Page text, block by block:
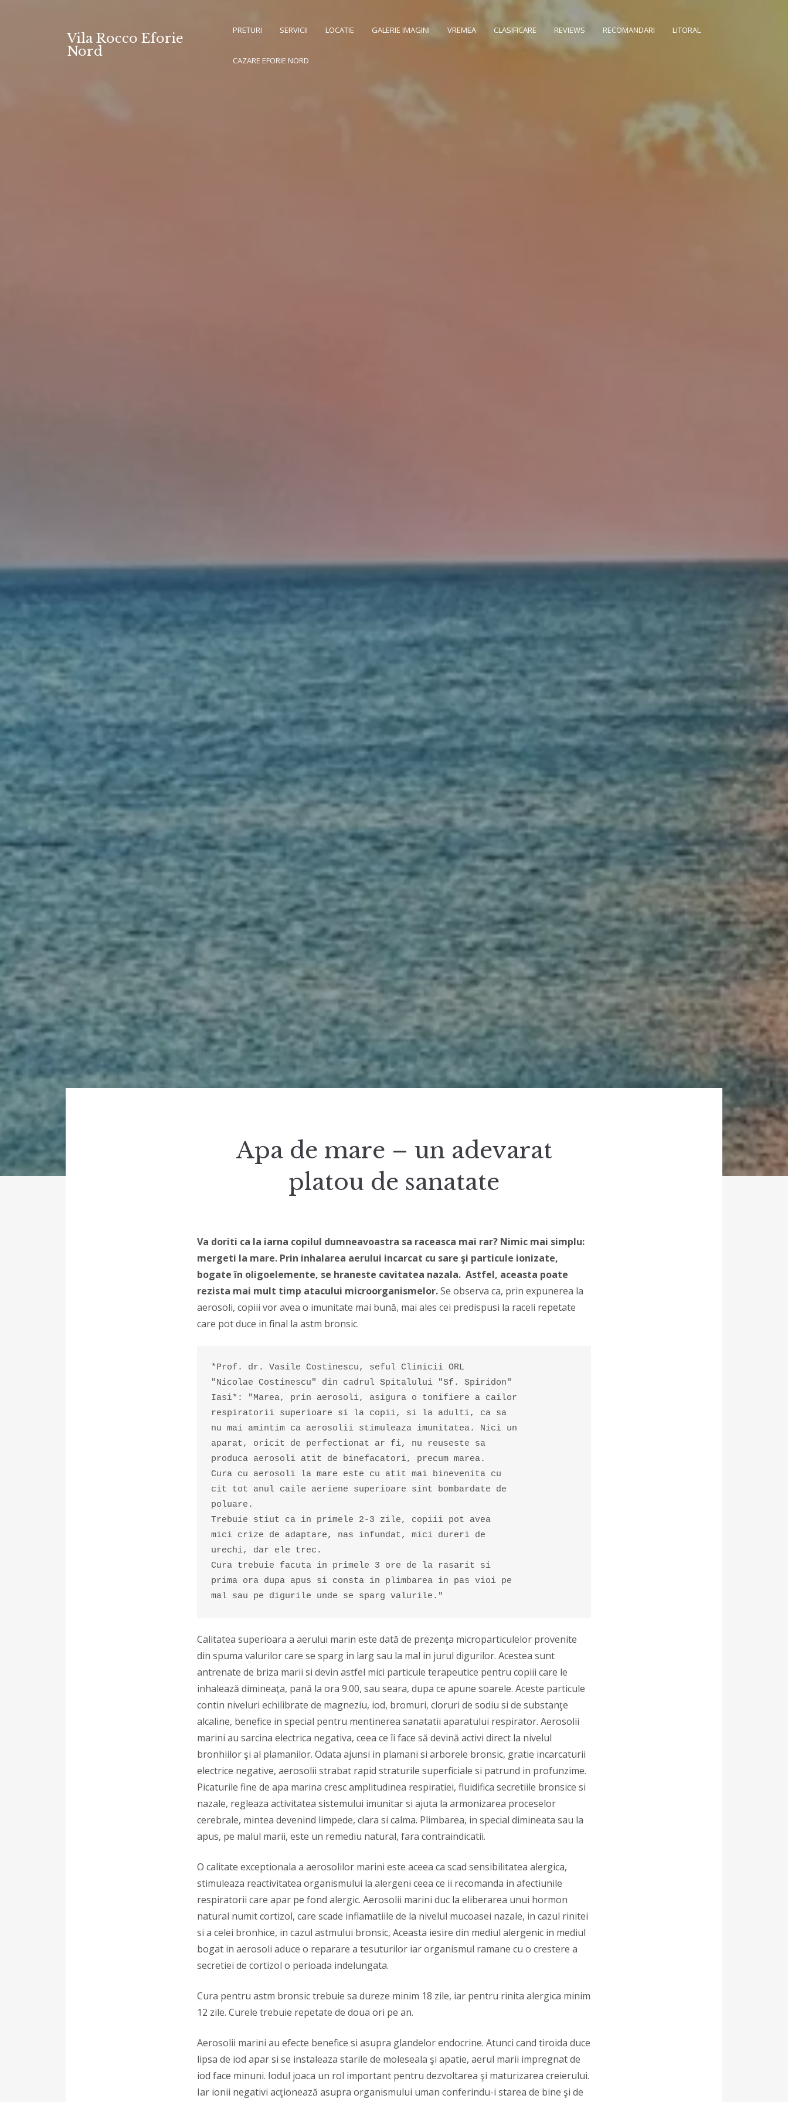
Vila Rocco Eforie
Nord
PRETURI SERVICII LOCATIE GALERIE IMAGINI VREMEA CLASIFICARE REVIEWS RECOMANDARI LITORAL
CAZARE EFORIE NORD
Apa de mare – un adevarat
platou de sanatate
Va doriti ca la iarna copilul dumneavoastra sa raceasca mai rar? Nimic mai simplu:
mergeti la mare. Prin inhalarea aerului incarcat cu sare şi particule ionizate,
bogate în oligoelemente, se hraneste cavitatea nazala. Astfel, aceasta poate
rezista mai mult timp atacului microorganismelor.Se observa ca, prin expunerea la
aerosoli, copiii vor avea o imunitate mai bună, mai ales cei predispusi la raceli repetate
care pot duce in final la astm bronsic.
*Prof. dr. Vasile Costinescu, seful Clinicii ORL
"Nicolae Costinescu" din cadrul Spitalului "Sf. Spiridon"
Iasi*: "Marea, prin aerosoli, asigura o tonifiere a cailor
respiratorii superioare si la copii, si la adulti, ca sa
nu mai amintim ca aerosolii stimuleaza imunitatea. Nici un
aparat, oricit de perfectionat ar fi, nu reuseste sa
produca aerosoli atit de binefacatori, precum marea.
Cura cu aerosoli la mare este cu atit mai binevenita cu
cit tot anul caile aeriene superioare sint bombardate de
poluare.
Trebuie stiut ca in primele 2-3 zile, copiii pot avea
mici crize de adaptare, nas infundat, mici dureri de
urechi, dar ele trec.
Cura trebuie facuta in primele 3 ore de la rasarit si
prima ora dupa apus si consta in plimbarea in pas vioi pe
mal sau pe digurile unde se sparg valurile."
Calitatea superioara a aerului marin este dată de prezenţa microparticulelor provenite
din spuma valurilor care se sparg in larg sau la mal in jurul digurilor. Acestea sunt
antrenate de briza marii si devin astfel mici particule terapeutice pentru copiii care le
inhalează dimineaţa, pană la ora 9.00, sau seara, dupa ce apune soarele. Aceste particule
contin niveluri echilibrate de magneziu, iod, bromuri, cloruri de sodiu si de substanţe
alcaline, benefice in special pentru mentinerea sanatatii aparatului respirator. Aerosolii
marini au sarcina electrica negativa, ceea ce îi face să devină activi direct la nivelul
bronhiilor şi al plamanilor. Odata ajunsi in plamani si arborele bronsic, gratie incarcaturii
electrice negative, aerosolii strabat rapid straturile superficiale si patrund in profunzime.
Picaturile fine de apa marina cresc amplitudinea respiratiei, fluidifica secretiile bronsice si
nazale, regleaza activitatea sistemului imunitar si ajuta la armonizarea proceselor
cerebrale, mintea devenind limpede, clara si calma. Plimbarea, in special dimineata sau la
apus, pe malul marii, este un remediu natural, fara contraindicatii.
O calitate exceptionala a aerosolilor marini este aceea ca scad sensibilitatea alergica,
stimuleaza reactivitatea organismului la alergeni ceea ce ii recomanda in afectiunile
respiratorii care apar pe fond alergic. Aerosolii marini duc la eliberarea unui hormon
natural numit cortizol, care scade inflamatiile de la nivelul mucoasei nazale, in cazul rinitei
si a celei bronhice, in cazul astmului bronsic, Aceasta iesire din mediul alergenic in mediul
bogat in aerosoli aduce o reparare a tesuturilor iar organismul ramane cu o crestere a
secretiei de cortizol o perioada indelungata.
Cura pentru astm bronsic trebuie sa dureze minim 18 zile, iar pentru rinita alergica minim
12 zile. Curele trebuie repetate de doua ori pe an.
Aerosolii marini au efecte benefice si asupra glandelor endocrine. Atunci cand tiroida duce
lipsa de iod apar si se instaleaza starile de moleseala şi apatie, aerul marii impregnat de
iod face minuni. Iodul joaca un rol important pentru dezvoltarea şi maturizarea creierului.
Iar ionii negativi acţionează asupra organismului uman conferindu-i starea de bine şi de